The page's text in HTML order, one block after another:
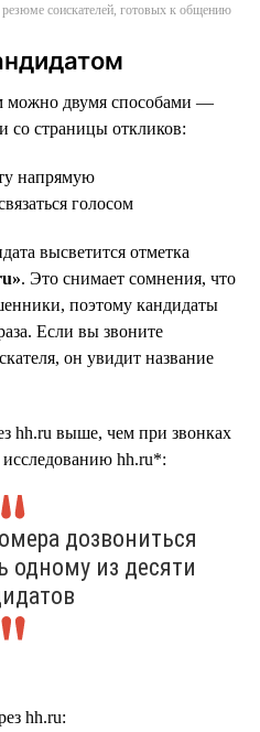
соискателей, готовых к общению
можно двумя способами —
со страницы откликов:
напрямую
голосом
высветится отметка
. Это снимает сомнения, что
поэтому кандидаты
Если вы звоните
он увидит название
hh.ru выше, чем при звонках
hh.ru*:
дозвониться
одному из десяти
hh.ru: